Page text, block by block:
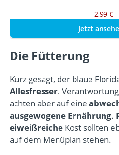
2,99 €
Jetzt
Die Fütterung
Kurz gesagt, der blaue
Allesfresser.
achten aber auf eine
ausgewogene Ernährung.
eiweißreiche Kost sollten
auf dem Menüplan stehen.